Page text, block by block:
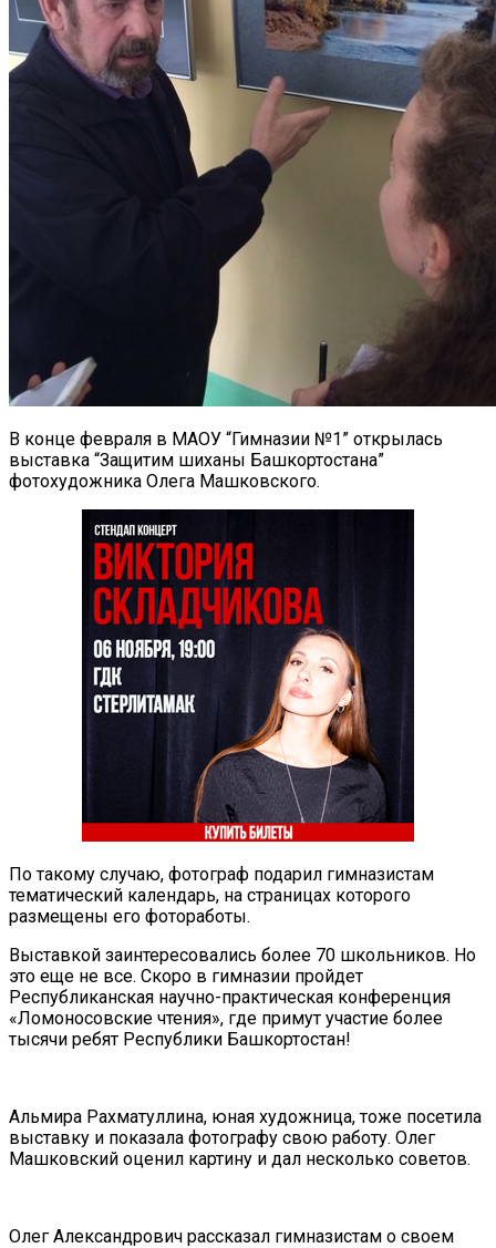
В конце февраля в МАОУ “Гимназии №1” открылась
выставка “Защитим шиханы Башкортостана”
фотохудожника Олега Машковского.
По такому случаю, фотограф подарил гимназистам
тематический календарь, на страницах которого
размещены его фотоработы.
Выставкой заинтересовались более 70 школьников. Но
это еще не все. Скоро в гимназии пройдет
Республиканская научно-практическая конференция
«Ломоносовские чтения», где примут участие более
тысячи ребят Республики Башкортостан!
Альмира Рахматуллина, юная художница, тоже посетила
выставку и показала фотографу свою работу. Олег
Машковский оценил картину и дал несколько советов.
Олег Александрович рассказал гимназистам о своем